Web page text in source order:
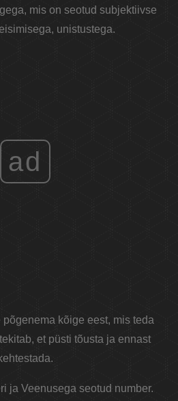
mis on seotud subjektiivse
unistustega.
ad
kõige eest, mis teda
et püsti tõusta ja ennast
ja Veenusega seotud number.